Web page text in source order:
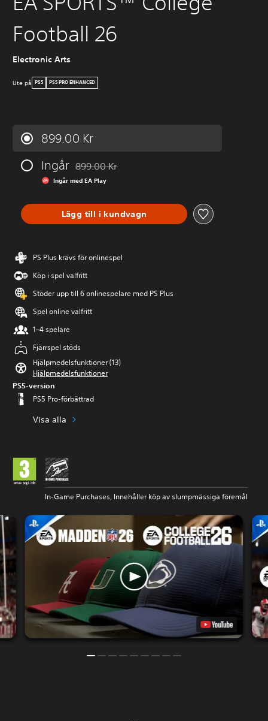
Football 26
Electronic Arts
Ute på PS5 PS5 PRO ENHANCED
899.00 Kr
Ingår Nedsatt från ursprungspriset på 899.00 Kr
899.00 Kr
Ingår med EA Play
Lägg till i kundvagn
PS Plus krävs för onlinespel
Köp i spel valfritt
Stöder upp till 6 onlinespelare med PS Plus
Spel online valfritt
1–4 spelare
Fjärrspel stöds
Hjälpmedelsfunktioner (13)
Hjälpmedelsfunktioner
PS5-version
PS5 Pro-förbättrad
Visa alla
In-Game Purchases, Innehåller köp av slumpmässiga föremål